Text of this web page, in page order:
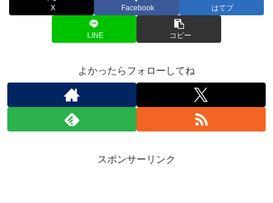
X Facebook はてブ
LINE コピー
よかったらフォローしてね
スポンサーリンク